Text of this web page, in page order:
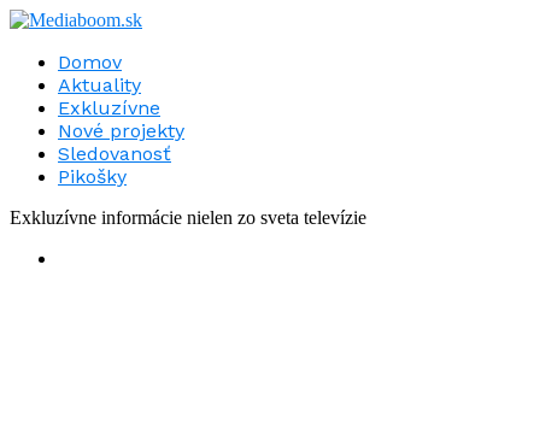
Domov
Aktuality
Exkluzívne
Nové projekty
Sledovanosť
Pikošky
Exkluzívne informácie nielen zo sveta televízie